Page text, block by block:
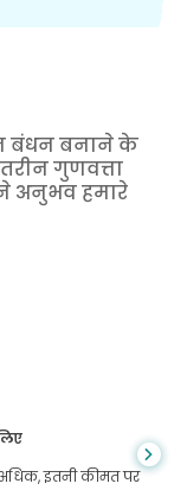
बंधन बनाने के
गुणवत्ता
अनुभव हमारे
से
दिया है जिन्होंने